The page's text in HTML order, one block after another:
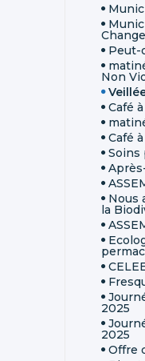
Peut-
Non
Café
Café
Soins
Nous
la
2025
2025
Offre